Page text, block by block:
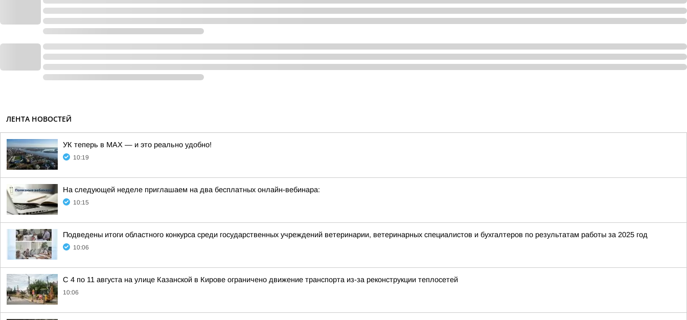
ЛЕНТА НОВОСТЕЙ
УК теперь в МАХ — и это реально удобно!
10:19
На следующей неделе приглашаем на два бесплатных онлайн-вебинара:
10:15
Подведены итоги областного конкурса среди государственных учреждений ветеринарии, ветеринарных специалистов и бухгалтеров по результатам работы за 2025 год
10:06
С 4 по 11 августа на улице Казанской в Кирове ограничено движение транспорта из-за реконструкции теплосетей
10:06